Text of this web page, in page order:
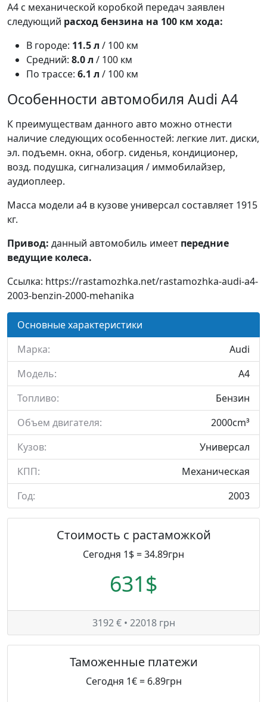
A4 с механической коробкой передач заявлен
следующий расход бензина на 100 км хода:
В городе: 11.5 л / 100 км
Средний: 8.0 л / 100 км
По трассе: 6.1 л / 100 км
Особенности автомобиля Audi A4
К преимуществам данного авто можно отнести
наличие следующих особенностей: легкие лит. диски,
эл. подъемн. окна, обогр. сиденья, кондиционер,
возд. подушка, сигнализация / иммобилайзер,
аудиоплеер.
Масса модели a4 в кузове универсал составляет 1915
кг.
Привод: данный автомобиль имеет передние
ведущие колеса.
Ссылка: https://rastamozhka.net/rastamozhka-audi-a4-
2003-benzin-2000-mehanika
Основные характеристики
Марка:
Audi
Модель:
A4
Топливо:
Бензин
Объем двигателя:
2000cm³
Кузов:
Универсал
КПП:
Механическая
Год:
2003
Стоимость с растаможкой
Сегодня 1$ = 34.89грн
631$
3192 € • 22018 грн
Таможенные платежи
Сегодня 1€ = 6.89грн